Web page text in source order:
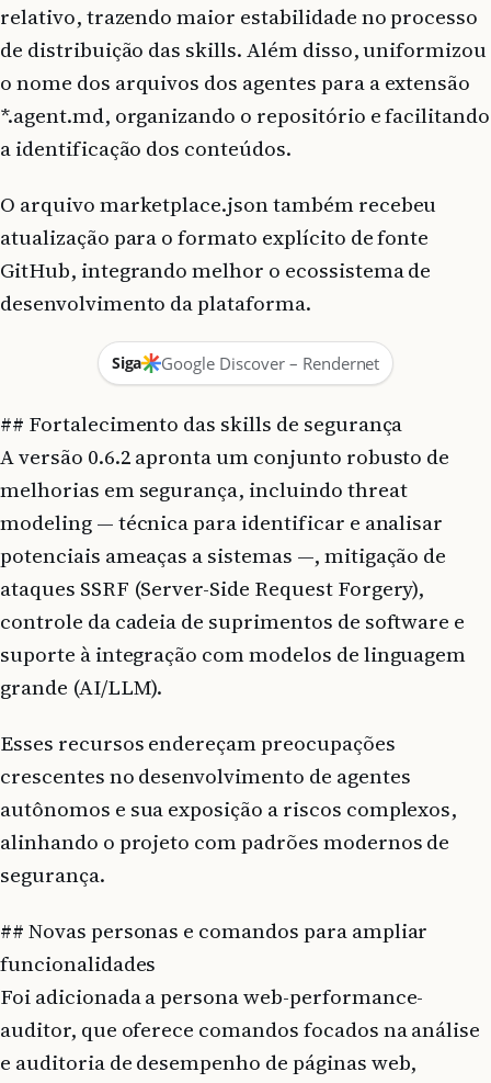
relativo, trazendo maior estabilidade no processo
de distribuição das skills. Além disso, uniformizou
o nome dos arquivos dos agentes para a extensão
*.agent.md, organizando o repositório e facilitando
a identificação dos conteúdos.
O arquivo marketplace.json também recebeu
atualização para o formato explícito de fonte
GitHub, integrando melhor o ecossistema de
desenvolvimento da plataforma.
Siga Google Discover – Rendernet
## Fortalecimento das skills de segurança
A versão 0.6.2 apronta um conjunto robusto de
melhorias em segurança, incluindo threat
modeling — técnica para identificar e analisar
potenciais ameaças a sistemas —, mitigação de
ataques SSRF (Server-Side Request Forgery),
controle da cadeia de suprimentos de software e
suporte à integração com modelos de linguagem
grande (AI/LLM).
Esses recursos endereçam preocupações
crescentes no desenvolvimento de agentes
autônomos e sua exposição a riscos complexos,
alinhando o projeto com padrões modernos de
segurança.
## Novas personas e comandos para ampliar
funcionalidades
Foi adicionada a persona web-performance-
auditor, que oferece comandos focados na análise
e auditoria de desempenho de páginas web,